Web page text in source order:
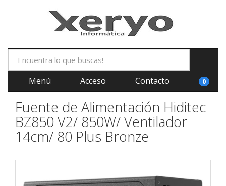
Menú Acceso Contacto 0
Fuente de Alimentación Hiditec
BZ850 V2/ 850W/ Ventilador
14cm/ 80 Plus Bronze